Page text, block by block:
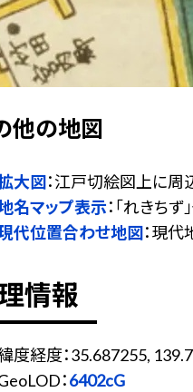
他の地図
大図：江戸切絵図上に周
名マップ表示：「れきち
代位置合わせ地図：現
情報
度経度：35.687255,
：6402cG